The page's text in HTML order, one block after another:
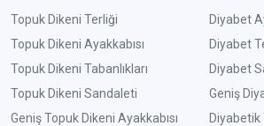
Topuk Dikeni Terliği
Topuk Dikeni Ayakkabısı
Topuk Dikeni Tabanlıkları
Topuk Dikeni Sandaleti
Geniş Topuk Dikeni Ayakkabısı
Diyabet
Diyabet
Diyabet
Geniş
Diyabetik